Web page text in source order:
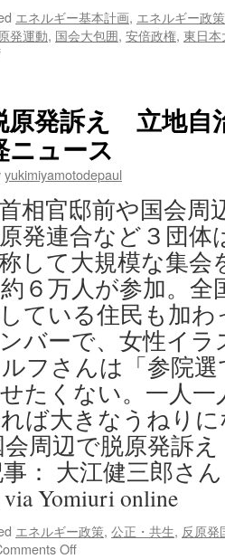
エネルギー基本計画, エネルギー政策
発運動, 国会大包囲, 安倍政権, 東日
on
働
反
対
訴
え
国
会
包
囲
脱
原
発
集
会
に
１
万
５
千
人
via
東
京
新
聞
原発訴え 立地自
ュース
yukimiyamotodepaul
相官邸前や国会周
発連合など３団体
して大規模な集会
６万人が参加。全
ている住民も加わ
バーで、女性イ
フさんは「参院
たくない。一人
ば大きなうねり
会周辺で脱原発訴
： 大江健三郎さ
Yomiuri online
エネルギー政策, 公正・共生, 反原発
Offon